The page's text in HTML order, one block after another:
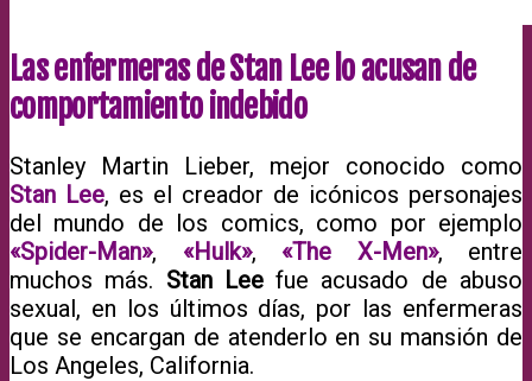
Las enfermeras de Stan Lee lo acusan de
comportamiento indebido
Stanley Martin Lieber, mejor conocido como
Stan Lee, es el creador de icónicos personajes
del mundo de los comics, como por ejemplo
«Spider-Man», «Hulk», «The X-Men», entre
muchos más. Stan Leefue acusado de abuso
sexual, en los últimos días, por las enfermeras
que se encargan de atenderlo en su mansión de
Los Angeles, California.